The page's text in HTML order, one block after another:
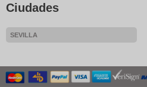
Ciudades
SEVILLA